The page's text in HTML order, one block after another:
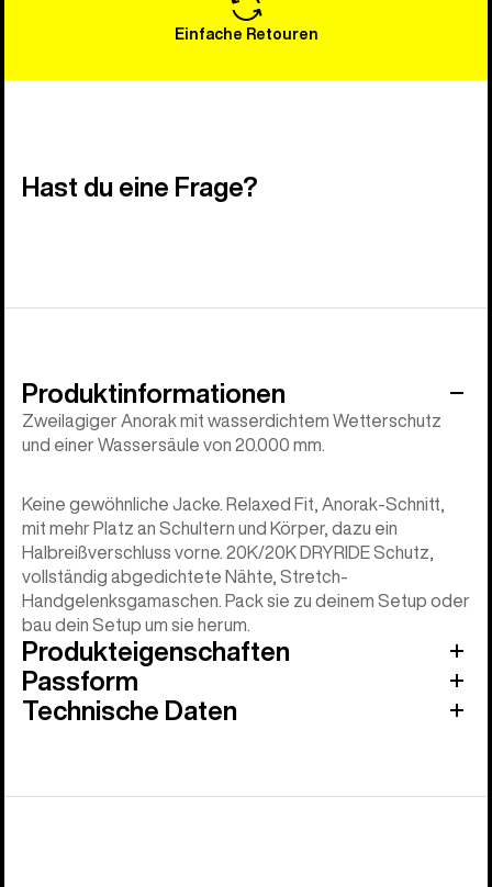
Einfache Retouren
Hast du eine Frage?
Produktinformationen
Zweilagiger Anorak mit wasserdichtem Wetterschutz
und einer Wassersäule von 20.000 mm.
Keine gewöhnliche Jacke. Relaxed Fit, Anorak-Schnitt,
mit mehr Platz an Schultern und Körper, dazu ein
Halbreißverschluss vorne. 20K/20K DRYRIDE Schutz,
vollständig abgedichtete Nähte, Stretch-
Handgelenksgamaschen. Pack sie zu deinem Setup oder
bau dein Setup um sie herum.
Produkteigenschaften
Passform
Technische Daten